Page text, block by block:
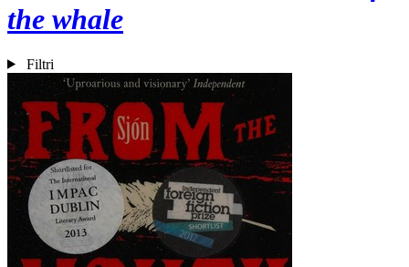
the whale
Filtri